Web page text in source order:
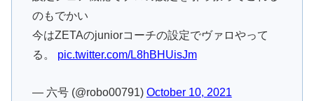
のもでかい
今はZETAのjuniorコーチの設定でヴァロやって
る。 pic.twitter.com/L8hBHUisJm
— 六号 (@robo00791) October 10, 2021